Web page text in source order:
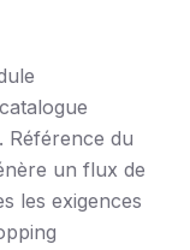
Référence du
un flux de
les exigences